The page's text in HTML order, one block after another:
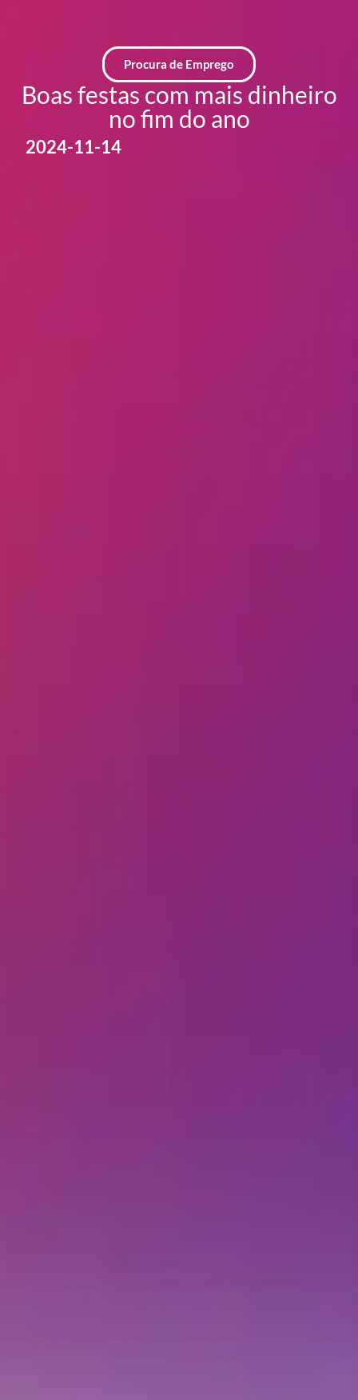
Procura de Emprego
Boas festas com mais dinheiro
no fim do ano
2024-11-14